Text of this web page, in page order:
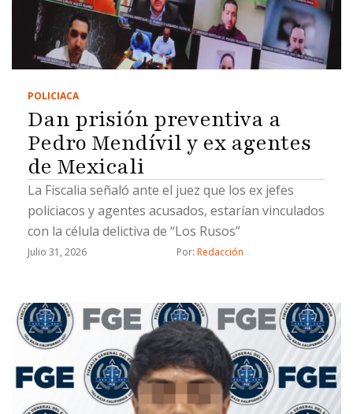
POLICIACA
Dan prisión preventiva a
Pedro Mendívil y ex agentes
de Mexicali
La Fiscalia señaló ante el juez que los ex jefes
policiacos y agentes acusados, estarían vinculados
con la célula delictiva de “Los Rusos”
Julio 31, 2026 Por: Redacción